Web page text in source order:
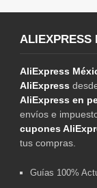
ALIEXPRESS
AliExpress
AliExpress
AliExpress en
envíos e
cupones
tus compras.
Guías 100%